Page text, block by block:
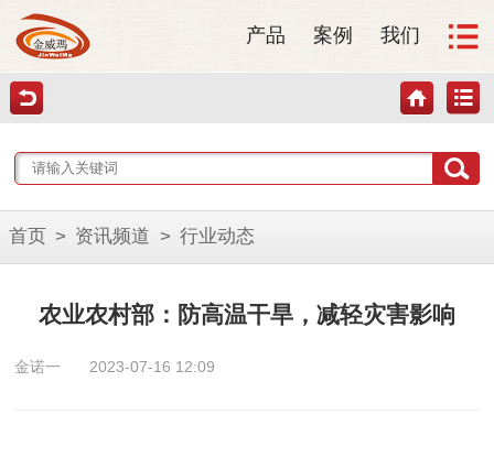
产品 案例 我们
首页 > 资讯频道 > 行业动态
农业农村部：防高温干旱，减轻灾害影响
金诺一 2023-07-16 12:09